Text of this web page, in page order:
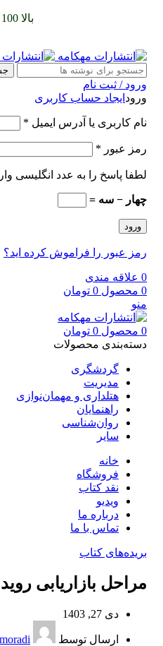
بالا 100 هزار تومان
ورود / ثبت نام
ورود ایجاد حساب کاربری
نام کاربری یا آدرس ایمیل *
رمز عبور *
لطفا پاسخ را به عدد انگلیسی
چهار − سه =
ورود
رمز عبور را فراموش کرده اید؟
0 علاقه مندی
0 محصول 0 تومان
منو
0 محصول 0 تومان
دسته‌بندی محصولات
گردشگری
مدیریت
هتلداری و مهمان‌نوازی
راهنمایان
روان‌شناسی
سایر
خانه
فروشگاه
نقد کتاب
ویدیو
درباره‌ ما
تماس با ما
بریده‌های کتاب
مراحل بازاریابی
دی 27, 1403
ارسال توسط